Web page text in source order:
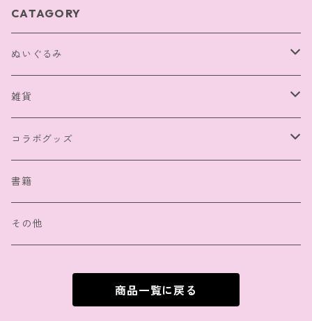
CATAGORY
ぬいぐるみ
BIGサイズ
マスコット
雑貨
キーホルダー
缶バッジ
クリアファイル
バッグ・ポーチ
コラボグッズ
声優：冨永みーなさん
声優：冨永みーなさん＆浪川大輔さん
書籍
その他
商品一覧に戻る